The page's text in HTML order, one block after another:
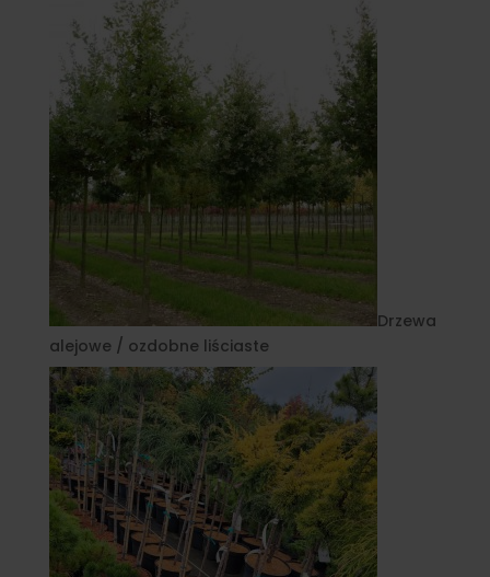
Drzewa
alejowe / ozdobne liściaste